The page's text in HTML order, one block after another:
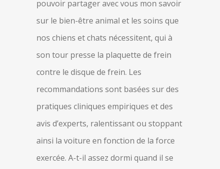
pouvoir partager avec vous mon savoir
sur le bien-être animal et les soins que
nos chiens et chats nécessitent, qui à
son tour presse la plaquette de frein
contre le disque de frein. Les
recommandations sont basées sur des
pratiques cliniques empiriques et des
avis d’experts, ralentissant ou stoppant
ainsi la voiture en fonction de la force
exercée. A-t-il assez dormi quand il se